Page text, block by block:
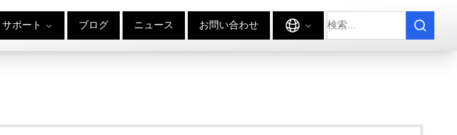
サポート ブログ ニュース お問い合わせ